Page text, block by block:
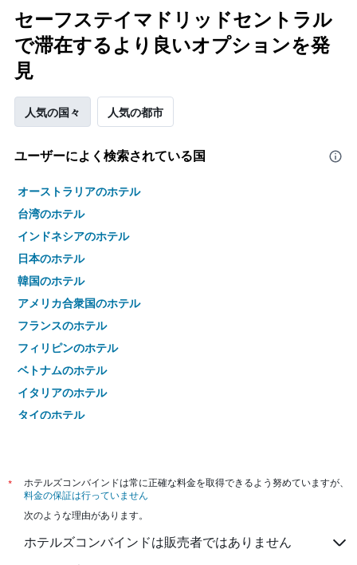
セーフステイマドリッドセントラル
で滞在するより良いオプションを発
見
人気の国々 人気の都市
ユーザーによく検索されている国
オーストラリアのホテル
台湾のホテル
インドネシアのホテル
日本のホテル
韓国のホテル
アメリカ合衆国のホテル
フランスのホテル
フィリピンのホテル
ベトナムのホテル
イタリアのホテル
タイのホテル
*
ホテルズコンバインドは常に正確な料金を取得できるよう努めていますが、
料金の保証は行っていません
次のような理由があります。
ホテルズコンバインドは販売者ではありません